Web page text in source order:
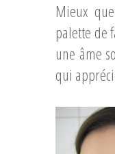
Mieux
palette de
une âme
qui